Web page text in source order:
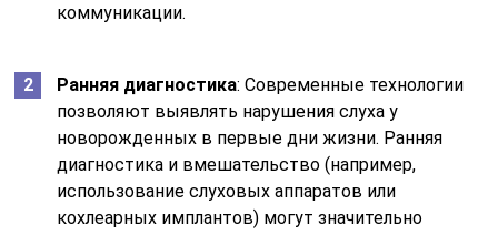
коммуникации.
Ранняя диагностика: Современные технологии
позволяют выявлять нарушения слуха у
новорожденных в первые дни жизни. Ранняя
диагностика и вмешательство (например,
использование слуховых аппаратов или
кохлеарных имплантов) могут значительно